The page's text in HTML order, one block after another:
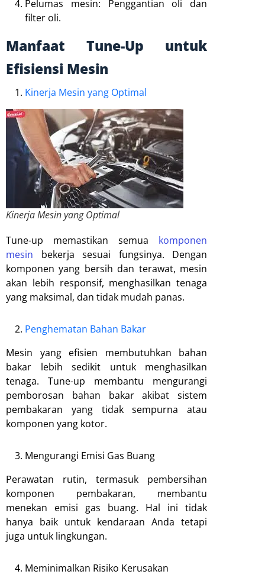
Pelumas mesin: Penggantian oli dan
filter oli.
Manfaat Tune-Up untuk
Efisiensi Mesin
Kinerja Mesin yang Optimal
Kinerja Mesin yang Optimal
Tune-up memastikan semua komponen
mesin bekerja sesuai fungsinya. Dengan
komponen yang bersih dan terawat, mesin
akan lebih responsif, menghasilkan tenaga
yang maksimal, dan tidak mudah panas.
Penghematan Bahan Bakar
Mesin yang efisien membutuhkan bahan
bakar lebih sedikit untuk menghasilkan
tenaga. Tune-up membantu mengurangi
pemborosan bahan bakar akibat sistem
pembakaran yang tidak sempurna atau
komponen yang kotor.
Mengurangi Emisi Gas Buang
Perawatan rutin, termasuk pembersihan
komponen pembakaran, membantu
menekan emisi gas buang. Hal ini tidak
hanya baik untuk kendaraan Anda tetapi
juga untuk lingkungan.
Meminimalkan Risiko Kerusakan